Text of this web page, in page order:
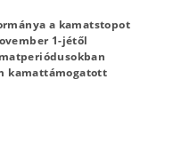
a kamatstopot
1-jétől
kamattámogatott